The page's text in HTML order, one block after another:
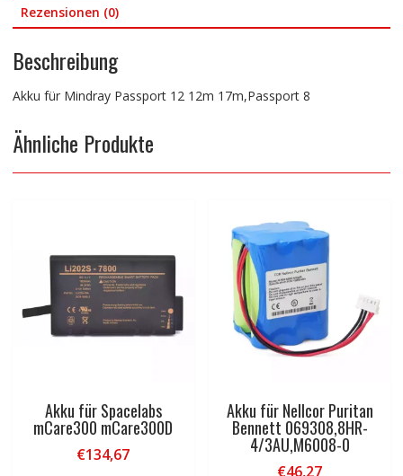
Rezensionen (0)
Beschreibung
Akku für Mindray Passport 12 12m 17m,Passport 8
Ähnliche Produkte
Akku für Spacelabs
mCare300 mCare300D
€134,67
Akku für Nellcor Puritan
Bennett 069308,8HR-
4/3AU,M6008-0
€46,27